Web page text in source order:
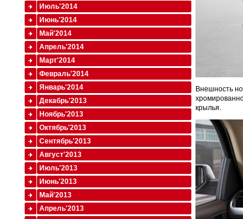
Внешность
крылья.
Июль'2014
Июнь'2014
Май'2014
Апрель'2014
Март'2014
Февраль'2014
Январь'2014
Декабрь'2013
Ноябрь'2013
Октябрь'2013
Сентябрь'2013
Август'2013
Июль'2013
Июнь'2013
Май'2013
Апрель'2013